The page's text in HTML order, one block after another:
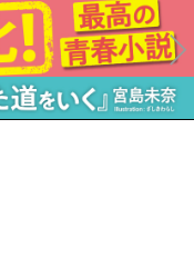
Ne
xt